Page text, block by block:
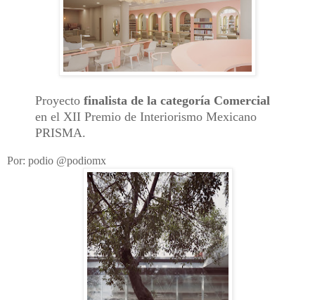
Proyecto finalista de la categoría Comercial
en el XII Premio de Interiorismo Mexicano
PRISMA.
Por: podio @podiomx